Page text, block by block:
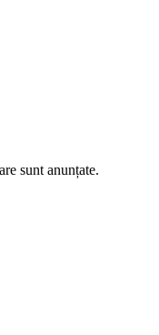
sunt anunțate.